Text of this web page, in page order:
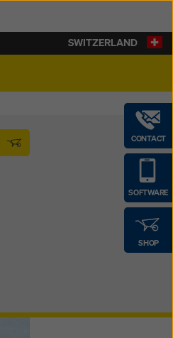
CONTACT
SOFTWARE
SHOP
SWITZERLAND